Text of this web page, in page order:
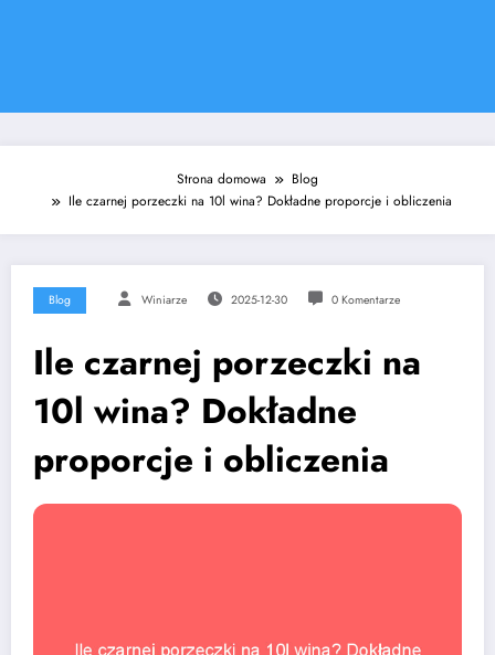
Strona domowa
Blog
Ile czarnej porzeczki na 10l wina? Dokładne proporcje i obliczenia
Blog Winiarze 2025-12-30 0 Komentarze
Ile czarnej porzeczki na
10l wina? Dokładne
proporcje i obliczenia